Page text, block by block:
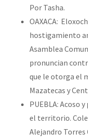
Por Tasha.
OAXACA:
hostigamiento
Asamblea
pronuncian
que le otorga el
Mazatecas y
PUEBLA: Acoso
el territorio.
Alejandro Torres